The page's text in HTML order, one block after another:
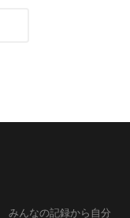
みんなの記録から自分